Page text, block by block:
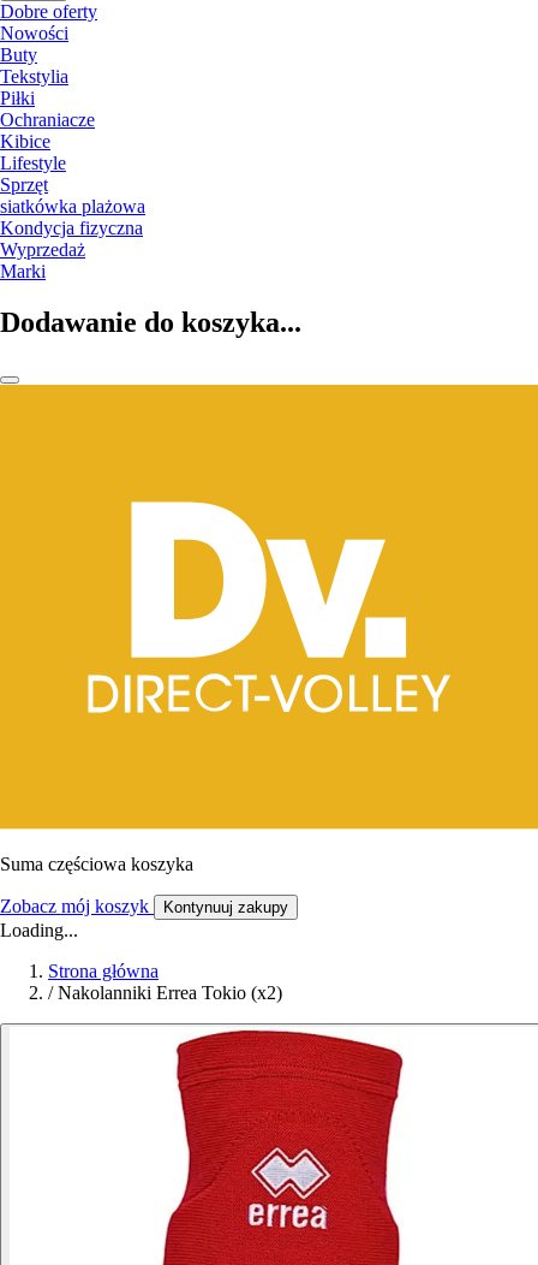
Dobre oferty
Nowości
Buty
Tekstylia
Piłki
Ochraniacze
Kibice
Lifestyle
Sprzęt
siatkówka plażowa
Kondycja fizyczna
Wyprzedaż
Marki
Dodawanie do koszyka...
Suma częściowa koszyka
Zobacz mój koszyk Kontynuuj zakupy
Loading...
Strona główna
/ Nakolanniki Errea Tokio (x2)